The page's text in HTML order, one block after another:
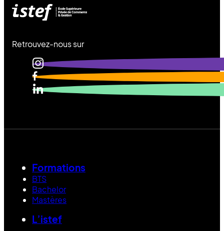
Retrouvez-nous sur
Formations
BTS
Bachelor
Mastères
L’istef